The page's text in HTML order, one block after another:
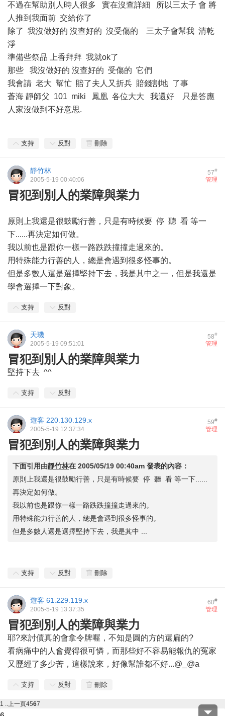
不過在幫助別人時人很多 實在沒查詳細 所以三太子 會 將
人推到我面前 交給你了
除了 我沒做好的 沒查好的 沒受傷的 三太子會幫我 清乾
淨
準備些祭品 上香拜拜 我就ok了
那些 我沒做好的 沒查好的 受傷的 它們
我會請 老大 幫忙 賠了夫人又折兵 賠錢割地 了事
蒼海 靜師父 101 miki 鳳凰 各位大大 我還好 只是答應
人家沒做到不好意思.
支持 反對 刪除
57#
靜竹林
管理
2005-5-19 00:40:06
冒犯到別人的業障與業力
原則上我還是很鼓勵行善，只是有時候要 停 聽 看 等一
下......再決定如何做。
我以前也是跟你一樣一路跌跌撞撞走過來的。
用特殊能力行善的人，總是會遇到很多怪事的。
但是多數人還是選擇堅持下去，我是其中之一，但是我還是
學會選擇一下對象。
支持 反對
58#
天璣
管理
2005-5-19 09:51:01
冒犯到別人的業障與業力
堅持下去 ^^
支持 反對
59#
遊客 220.130.129.x
管理
2005-5-19 12:37:34
冒犯到別人的業障與業力
下面引用由靜竹林在 2005/05/19 00:40am 發表的內容：
原則上我還是很鼓勵行善，只是有時候要 停 聽 看 等一下......
再決定如何做。
我以前也是跟你一樣一路跌跌撞撞走過來的。
用特殊能力行善的人，總是會遇到很多怪事的。
但是多數人還是選擇堅持下去，我是其中 ...
支持 反對 刪除
60#
遊客 61.229.119.x
管理
2005-5-19 13:37:35
冒犯到別人的業障與業力
耶?來討債真的會拿令牌喔，不知是圓的方的還扁的?
看病痛中的人會覺得很可憐，而那些好不容易能報仇的冤家
又歷經了多少苦，這樣說來，好像幫誰都不好...@_@a
支持 反對 刪除
1 ..上一頁4567